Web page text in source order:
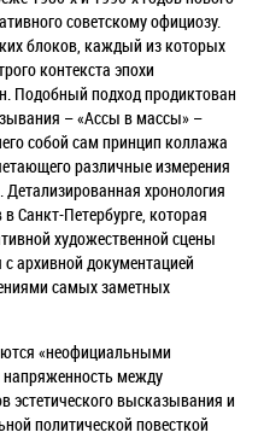
советскому официозу.
блоков, каждый из которых
контекста эпохи
Подобный подход продиктован
– «Ассы в массы» –
собой сам принцип коллажа
различные измерения
Детализированная хронология
Санкт-Петербурге, которая
художественной сцены
архивной документацией
самых заметных
«неофициальными
между
эстетического высказывания и
политической повесткой